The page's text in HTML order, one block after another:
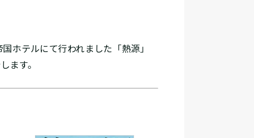
ホテルにて行われました「熱源」
ます。